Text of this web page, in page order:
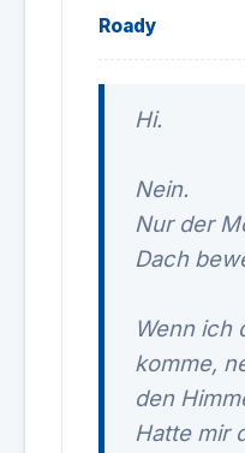
Roady
Hi.
Nein.
Nur der
Dach
Wenn ich
komme,
den
Hatte mir